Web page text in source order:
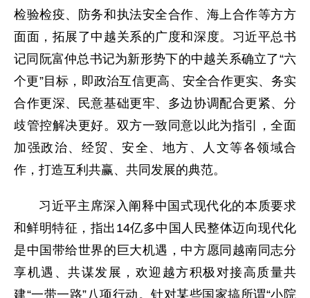
检验检疫、防务和执法安全合作、海上合作等方方
面面，拓展了中越关系的广度和深度。习近平总书
记同阮富仲总书记为新形势下的中越关系确立了“六
个更”目标，即政治互信更高、安全合作更实、务实
合作更深、民意基础更牢、多边协调配合更紧、分
歧管控解决更好。双方一致同意以此为指引，全面
加强政治、经贸、安全、地方、人文等各领域合
作，打造互利共赢、共同发展的典范。
习近平主席深入阐释中国式现代化的本质要求
和鲜明特征，指出14亿多中国人民整体迈向现代化
是中国带给世界的巨大机遇，中方愿同越南同志分
享机遇、共谋发展，欢迎越方积极对接高质量共
建“一带一路”八项行动。针对某些国家搞所谓“小院